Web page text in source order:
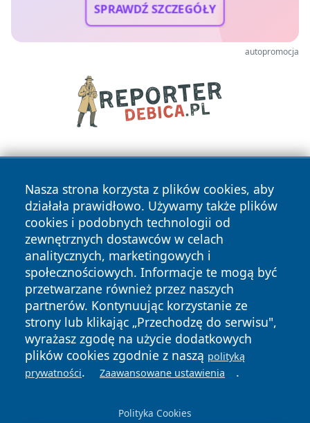
SPRAWDŹ SZCZEGÓŁY
autopromocja
Nasza strona korzysta z plików cookies, aby
działała prawidłowo. Używamy także plików
cookies i podobnych technologii od
zewnętrznych dostawców w celach
analitycznych, marketingowych i
społecznościowych. Informacje te mogą być
przetwarzane również przez naszych
partnerów. Kontynuując korzystanie ze
strony lub klikając „Przechodzę do serwisu",
wyrażasz zgodę na użycie dodatkowych
plików cookies zgodnie z naszą polityką
prywatności. Zaawansowane ustawienia .
Polityka Cookies
Copyright © 2026 wrotazabrza.pl Wszystkie prawa
zastrzeżone.
News Autorzy
Polityka
Prywatności
Polityka
Cookies